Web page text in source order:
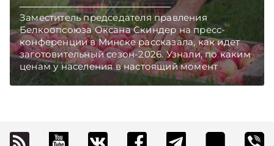
Заместитель председателя правления
Белкоопсоюза Оксана Скиндер на пресс-
конференции в Минске рассказала, как идет
заготовительный сезон-2026. Узнали, по каким
ценам у населения в настоящий момент
закупают продукцию, сколько
чем в новостях TelegramViber